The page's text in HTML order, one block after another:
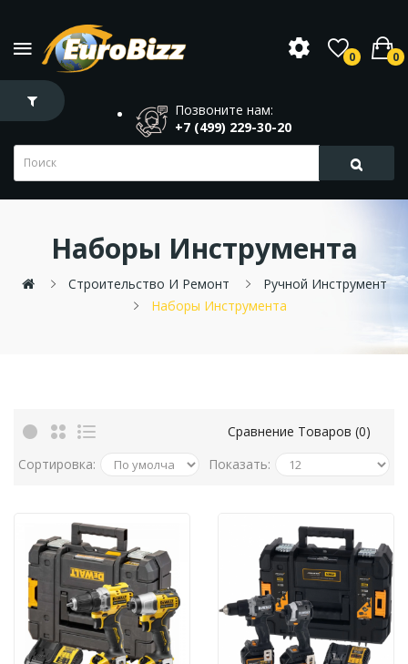
0 0
Позвоните нам:
+7 (499) 229-30-20
Наборы Инструмента
Строительство И Ремонт
Ручной Инструмент
Наборы Инструмента
Сравнение Товаров (0)
Сортировка:
Показать: